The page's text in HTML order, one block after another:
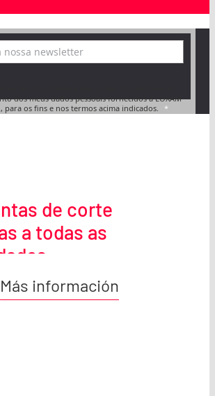
de privacidade e dou o meu consentimento
dos meus dados pessoais fornecidos à LOXAM
para os fins e nos termos acima indicados.
de corte
a todas as
de corte para diferentes
materiais, desde madeira e metal
Más información